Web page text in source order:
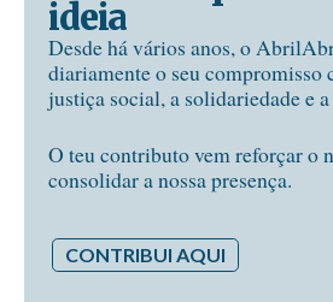
ideia
Desde há vários anos, o
diariamente o seu compromisso
justiça social, a solidariedade e a
O teu contributo vem reforçar o
consolidar a nossa presença.
CONTRIBUI AQUI